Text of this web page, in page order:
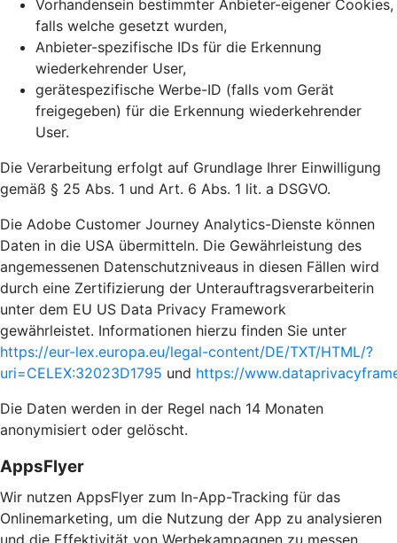
Vorhandensein bestimmter Anbieter-eigener Cookies,
falls welche gesetzt wurden,
Anbieter-spezifische IDs für die Erkennung
wiederkehrender User,
gerätespezifische Werbe-ID (falls vom Gerät
freigegeben) für die Erkennung wiederkehrender
User.
Die Verarbeitung erfolgt auf Grundlage Ihrer Einwilligung
gemäß § 25 Abs. 1 und Art. 6 Abs. 1 lit. a DSGVO.
Die Adobe Customer Journey Analytics-Dienste können
Daten in die USA übermitteln. Die Gewährleistung des
angemessenen Datenschutzniveaus in diesen Fällen wird
durch eine Zertifizierung der Unterauftragsverarbeiterin
unter dem EU US Data Privacy Framework
gewährleistet. Informationen hierzu finden Sie unter
https://eur-lex.europa.eu/legal-content/DE/TXT/HTML/?
uri=CELEX:32023D1795 und https://
Die Daten werden in der Regel nach 14 Monaten
anonymisiert oder gelöscht.
AppsFlyer
Wir nutzen AppsFlyer zum In-App-Tracking für das
Onlinemarketing, um die Nutzung der App zu analysieren
und die Effektivität von Werbekampagnen zu messen